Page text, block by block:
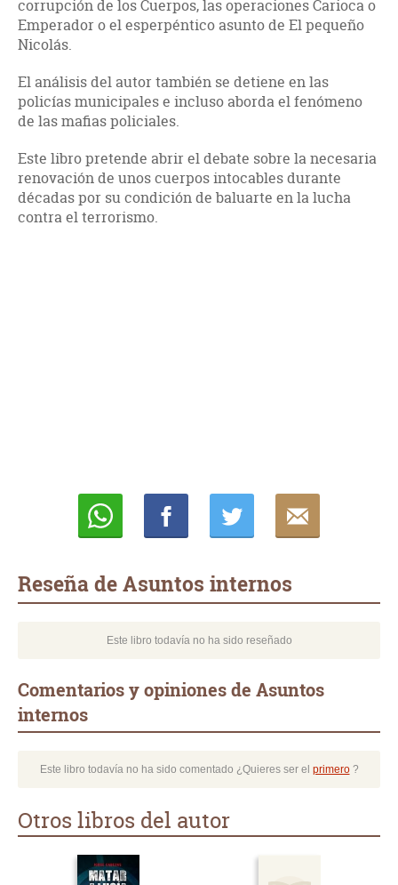
corrupción de los Cuerpos, las operaciones Carioca o
Emperador o el esperpéntico asunto de El pequeño
Nicolás.
El análisis del autor también se detiene en las
policías municipales e incluso aborda el fenómeno
de las mafias policiales.
Este libro pretende abrir el debate sobre la necesaria
renovación de unos cuerpos intocables durante
décadas por su condición de baluarte en la lucha
contra el terrorismo.
Reseña de Asuntos internos
Este libro todavía no ha sido reseñado
Comentarios y opiniones de Asuntos
internos
Este libro todavía no ha sido comentado ¿Quieres ser el primero?
Otros libros del autor